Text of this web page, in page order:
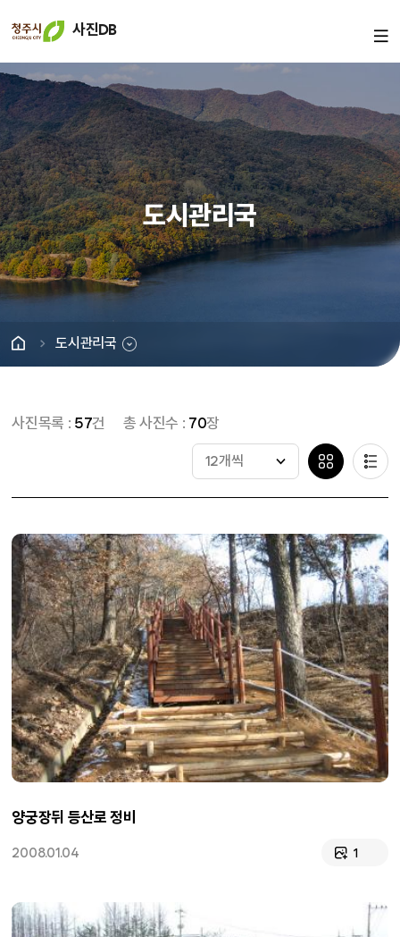
사진DB
도시관리국
도시관리국
사진목록 : 57건 총 사진수 : 70장
12개씩
양궁장뒤 등산로 정비
2008.01.04 1